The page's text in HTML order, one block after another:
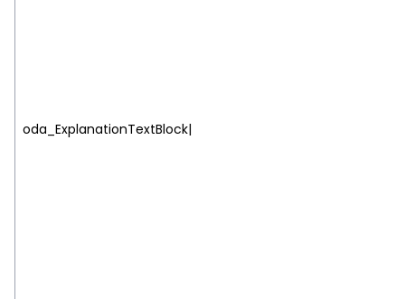
oda_ExplanationTextBlock|